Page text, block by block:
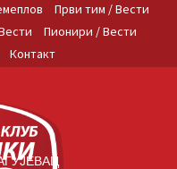
Први тим / Вести
Пионири / Вести
Контакт